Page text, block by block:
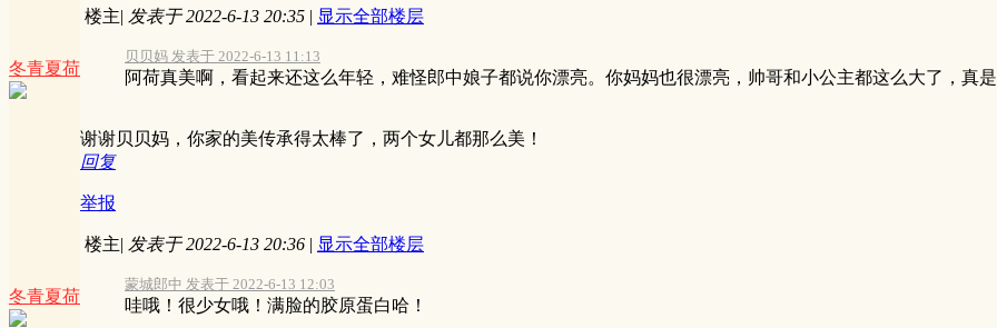
冬青夏荷
楼主| 发表于 2022-6-13 20:35 | 显示全部楼层
贝贝妈 发表于 2022-6-13 11:13
阿荷真美啊，看起来还这么年轻，难怪郎中娘子都说你漂亮。你妈妈也很漂亮，帅哥和小公主都这么大了，真
谢谢贝贝妈，你家的美传承得太棒了，两个女儿都那么美！
回复
举报
冬青夏荷
楼主| 发表于 2022-6-13 20:36 | 显示全部楼层
蒙城郎中 发表于 2022-6-13 12:03
哇哦！很少女哦！满脸的胶原蛋白哈！